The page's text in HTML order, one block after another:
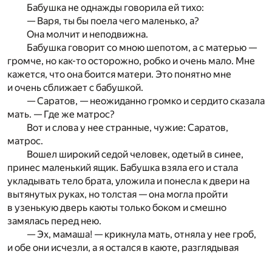
Бабушка не однажды говорила ей тихо:
— Варя, ты бы поела чего маленько, а?
Она молчит и неподвижна.
Бабушка говорит со мною шепотом, а с матерью —
громче, но как-то осторожно, робко и очень мало. Мне
кажется, что она боится матери. Это понятно мне
и очень сближает с бабушкой.
— Саратов, — неожиданно громко и сердито сказала
мать. — Где же матрос?
Вот и слова у нее странные, чужие: Саратов,
матрос.
Вошел широкий седой человек, одетый в синее,
принес маленький ящик. Бабушка взяла его и стала
укладывать тело брата, уложила и понесла к двери на
вытянутых руках, но толстая — она могла пройти
в узенькую дверь каюты только боком и смешно
замялась перед нею.
— Эх, мамаша! — крикнула мать, отняла у нее гроб,
и обе они исчезли, а я остался в каюте, разглядывая